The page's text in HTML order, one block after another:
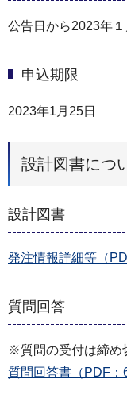
公告日から2023年
申込期限
2023年1月25日
設計図書につ
設計図書
発注情報詳細等（
質問回答
※質問の受付は締め
質問回答書（PDF：